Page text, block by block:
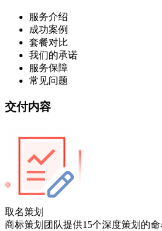
服务介绍
成功案例
套餐对比
我们的承诺
服务保障
常见问题
交付内容
取名策划
商标策划团队提供15个深度策划的